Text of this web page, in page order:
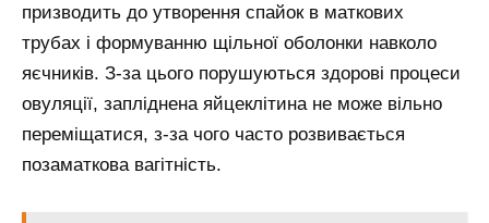
призводить до утворення спайок в маткових
трубах і формуванню щільної оболонки навколо
яєчників. З-за цього порушуються здорові процеси
овуляції, запліднена яйцеклітина не може вільно
переміщатися, з-за чого часто розвивається
позаматкова вагітність.